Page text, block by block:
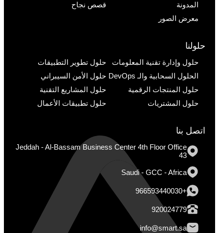
المدونة
قصص نجاح
معرض الصور
حلولنا
حلول وإدارة تقنية المعلومات
حلول تطوير التطبيقات
الحلول السحابية والـ DevOps
حلول الأمن السيبراني
حلول المنتجات الرقمية
حلول المشاريع التقنية
حلول المشتريات
حلول تطبيقات الأعمال
اتصل بنا
Jeddah - Al-Bassam Business Center 4th Floor Office
43
Saudi - GCC - Africa
+966593440030
920024779
info@smart.sa